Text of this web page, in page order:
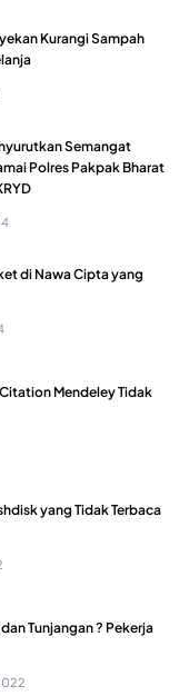
Kurangi Sampah
Semangat
Polres Pakpak Bharat
di Nawa Cipta yang
Mendeley Tidak
yang Tidak Terbaca
Tunjangan ? Pekerja